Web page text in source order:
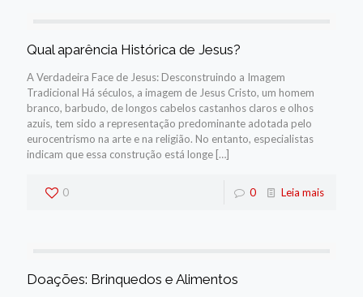
Qual aparência Histórica de Jesus?
A Verdadeira Face de Jesus: Desconstruindo a Imagem
Tradicional Há séculos, a imagem de Jesus Cristo, um homem
branco, barbudo, de longos cabelos castanhos claros e olhos
azuis, tem sido a representação predominante adotada pelo
eurocentrismo na arte e na religião. No entanto, especialistas
indicam que essa construção está longe […]
0 0 Leia mais
Doações: Brinquedos e Alimentos